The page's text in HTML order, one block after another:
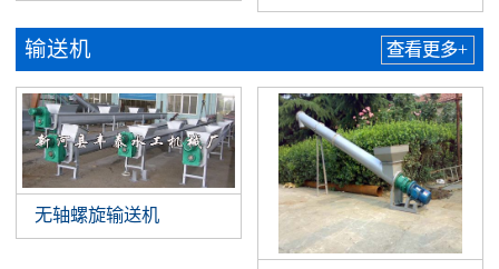
输送机 查看更多+
无轴螺旋输送机